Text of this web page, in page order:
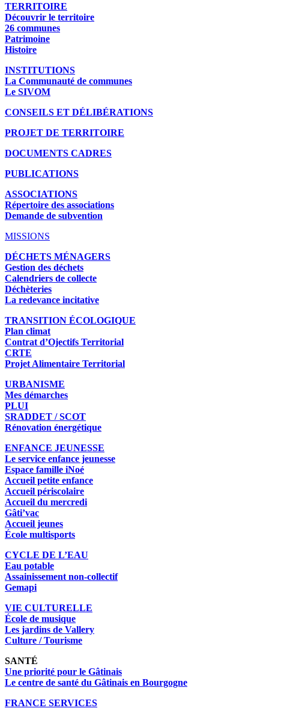
TERRITOIRE
Découvrir le territoire
26 communes
Patrimoine
Histoire
INSTITUTIONS
La Communauté de communes
Le SIVOM
CONSEILS ET DÉLIBÉRATIONS
PROJET DE TERRITOIRE
DOCUMENTS CADRES
PUBLICATIONS
ASSOCIATIONS
Répertoire des associations
Demande de subvention
MISSIONS
DÉCHETS MÉNAGERS
Gestion des déchets
Calendriers de collecte
Déchèteries
La redevance incitative
TRANSITION ÉCOLOGIQUE
Plan climat
Contrat d’Ojectifs Territorial
CRTE
Projet Alimentaire Territorial
URBANISME
Mes démarches
PLUI
SRADDET / SCOT
Rénovation énergétique
ENFANCE JEUNESSE
Le service enfance jeunesse
Espace famille iNoé
Accueil petite enfance
Accueil périscolaire
Accueil du mercredi
Gâti’vac
Accueil jeunes
École multisports
CYCLE DE L’EAU
Eau potable
Assainissement non-collectif
Gemapi
VIE CULTURELLE
École de musique
Les jardins de Vallery
Culture / Tourisme
SANTÉ
Une priorité pour le Gâtinais
Le centre de santé du Gâtinais en Bourgogne
FRANCE SERVICES